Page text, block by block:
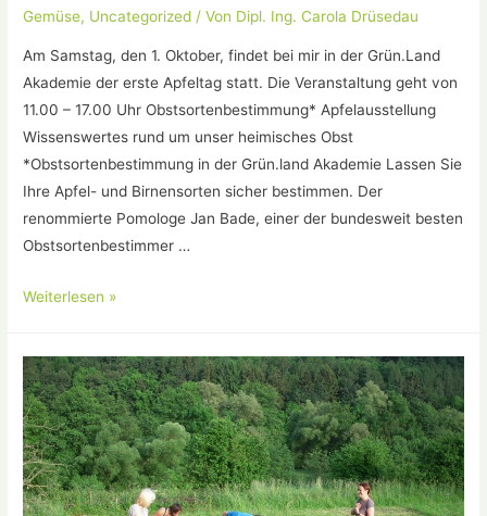
Gemüse, Uncategorized / Von Dipl. Ing. Carola Drüsedau
Am Samstag, den 1. Oktober, findet bei mir in der Grün.Land
Akademie der erste Apfeltag statt. Die Veranstaltung geht von
11.00 – 17.00 Uhr Obstsortenbestimmung* Apfelausstellung
Wissenswertes rund um unser heimisches Obst
*Obstsortenbestimmung in der Grün.land Akademie Lassen Sie
Ihre Apfel- und Birnensorten sicher bestimmen. Der
renommierte Pomologe Jan Bade, einer der bundesweit besten
Obstsortenbestimmer …
Einladung
Apfeltag
in
Densberg
Weiterlesen »